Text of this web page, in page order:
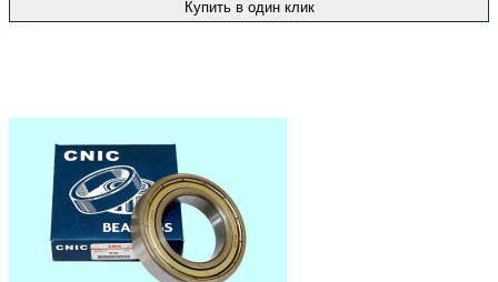
Купить в один клик